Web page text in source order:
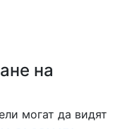
на
могат да видят